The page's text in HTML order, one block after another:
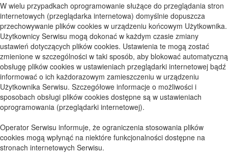
W wielu przypadkach oprogramowanie służące do przeglądania stron
internetowych (przeglądarka internetowa) domyślnie dopuszcza
przechowywanie plików cookies w urządzeniu końcowym Użytkownika.
Użytkownicy Serwisu mogą dokonać w każdym czasie zmiany
ustawień dotyczących plików cookies. Ustawienia te mogą zostać
zmienione w szczególności w taki sposób, aby blokować automatyczną
obsługę plików cookies w ustawieniach przeglądarki internetowej bądź
informować o ich każdorazowym zamieszczeniu w urządzeniu
Użytkownika Serwisu. Szczegółowe informacje o możliwości i
sposobach obsługi plików cookies dostępne są w ustawieniach
oprogramowania (przeglądarki internetowej).
Operator Serwisu informuje, że ograniczenia stosowania plików
cookies mogą wpłynąć na niektóre funkcjonalności dostępne na
stronach internetowych Serwisu.